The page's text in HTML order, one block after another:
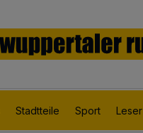
Stadtteile Sport Leser